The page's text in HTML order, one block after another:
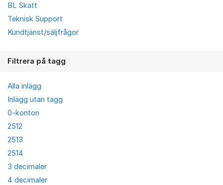
BL Skatt
Teknisk Support
Kundtjänst/säljfrågor
Filtrera på tagg
Alla inlägg
Inlägg utan tagg
0-konton
2512
2513
2514
3 decimaler
4 decimaler